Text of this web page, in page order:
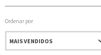
Ordenar por